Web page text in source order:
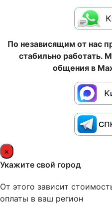
По независящим от нас
стабильно работать.
общения в
×
Укажите свой город
От этого зависит
оплаты в ваш регион